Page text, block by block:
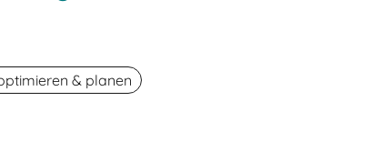
& planen